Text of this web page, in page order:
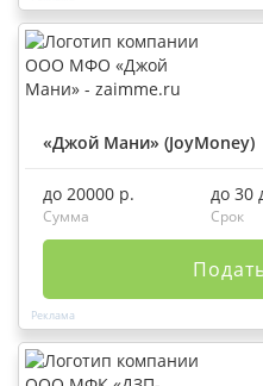
«Джой Мани» (JoyMoney)
до 20000 р.
Сумма
до 30
Срок